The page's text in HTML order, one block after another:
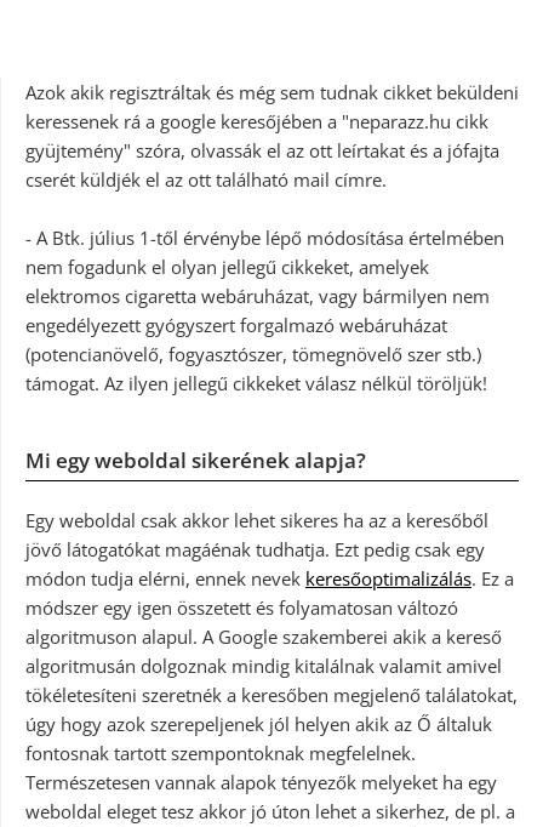
Azok akik regisztráltak és még sem tudnak cikket beküldeni
keressenek rá a google keresőjében a "neparazz.hu cikk
gyüjtemény" szóra, olvassák el az ott leírtakat és a jófajta
cserét küldjék el az ott található mail címre.
- A Btk. július 1-től érvénybe lépő módosítása értelmében
nem fogadunk el olyan jellegű cikkeket, amelyek
elektromos cigaretta webáruházat, vagy bármilyen nem
engedélyezett gyógyszert forgalmazó webáruházat
(potencianövelő, fogyasztószer, tömegnövelő szer stb.)
támogat. Az ilyen jellegű cikkeket válasz nélkül töröljük!
Mi egy weboldal sikerének alapja?
Egy weboldal csak akkor lehet sikeres ha az a keresőből
jövő látogatókat magáénak tudhatja. Ezt pedig csak egy
módon tudja elérni, ennek nevek keresőoptimalizálás. Ez a
módszer egy igen összetett és folyamatosan változó
algoritmuson alapul. A Google szakemberei akik a kereső
algoritmusán dolgoznak mindig kitalálnak valamit amivel
tökéletesíteni szeretnék a keresőben megjelenő találatokat,
úgy hogy azok szerepeljenek jól helyen akik az Ő általuk
fontosnak tartott szempontoknak megfelelnek.
Természetesen vannak alapok tényezők melyeket ha egy
weboldal eleget tesz akkor jó úton lehet a sikerhez, de pl. a